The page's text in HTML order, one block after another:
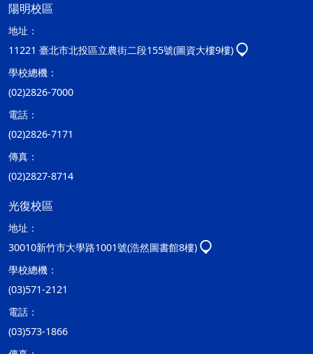
陽明校區
地址：
11221 臺北市北投區立農街二段155號(圖資大樓9樓)
學校總機：
(02)2826-7000
電話：
(02)2826-7171
傳真：
(02)2827-8714
光復校區
地址：
30010新竹市大學路1001號(浩然圖書館8樓)
學校總機：
(03)571-2121
電話：
(03)573-1866